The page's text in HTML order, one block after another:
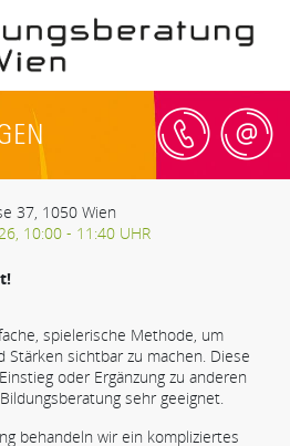
37, 1050 Wien
10:00 - 11:40 UHR
spielerische Methode, um
Stärken sichtbar zu machen. Diese
oder Ergänzung zu anderen
sehr geeignet.
behandeln wir ein kompliziertes